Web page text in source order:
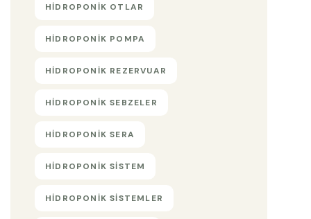
HIDROPONIK OTLAR
HIDROPONIK POMPA
HIDROPONIK REZERVUAR
HIDROPONIK SEBZELER
HIDROPONIK SERA
HIDROPONIK SISTEM
HIDROPONIK SISTEMLER